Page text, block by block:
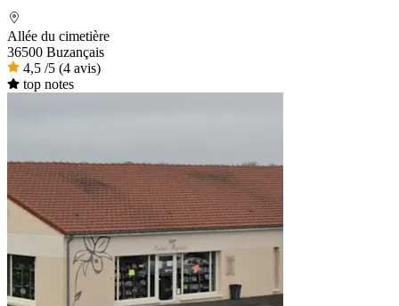
Allée du cimetière
36500 Buzançais
4,5 /5 (4 avis)
top notes